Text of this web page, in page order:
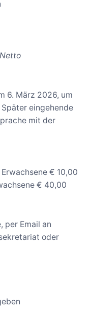
6. März 2026, um
eingehende
mit der
€ 10,00
€ 40,00
per Email an
oder